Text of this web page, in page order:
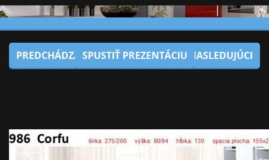
PREDCHÁDZAJÚCISPUSTIŤ PREZENTÁCIU NASLEDUJÚCI